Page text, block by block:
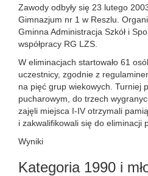
Zawody odbyły się 23 lutego
Gimnazjum nr 1 w Reszlu.
Gminna Administracja Szkół i
współpracy RG LZS.
W eliminacjach startowało 61
uczestnicy, zgodnie z
na pięć grup wiekowych. Turniej
pucharowym, do trzech
zajęli miejsca I-IV otrzymali
i zakwalifikowali się do eliminacji
Wyniki
Kategoria 1990 i